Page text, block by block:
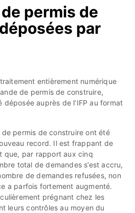
permis de
par
entièrement numérique
de permis de construire,
déposée auprès de l’IFP au format
permis de construire ont été
record. Il est frappant de
que, par rapport aux cinq
total de demandes s’est accru,
de demandes refusées, non
a parfois fortement augmenté.
prégnant chez les
leurs contrôles au moyen du